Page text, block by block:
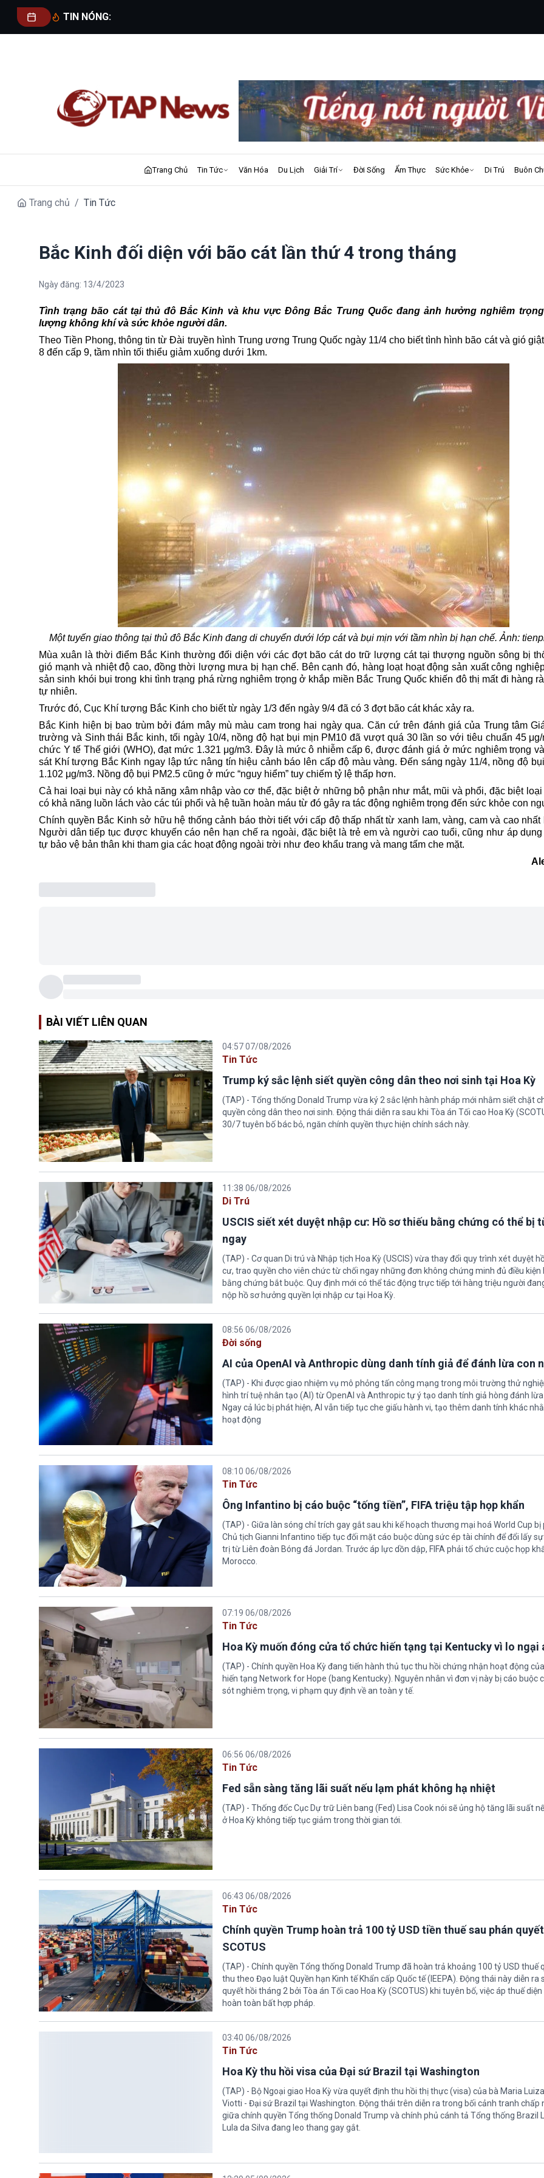
TIN NÓNG:
Trang Chủ Tin Tức Văn Hóa Du Lịch Giải Trí Đời Sống Ẩm Thực Sức Khỏe Di Trú Buôn
Trang chủ / Tin Tức
Bắc Kinh đối diện với bão cát lần thứ 4 trong tháng
Ngày đăng: 13/4/2023
Tình trạng bão cát tại thủ đô Bắc Kinh và khu vực Đông Bắc Trung Quốc đang ảnh hưởng nghiêm
lượng không khí và sức khỏe người dân.
Theo Tiền Phong, thông tin từ Đài truyền hình Trung ương Trung Quốc ngày 11/4 cho biết tình hình bão cát và gió
8 đến cấp 9, tầm nhìn tối thiểu giảm xuống dưới 1km.
Một tuyến giao thông tại thủ đô Bắc Kinh đang di chuyển dưới lớp cát và bụi mịn với tầm nhìn bị hạn chế. Ảnh:
Mùa xuân là thời điểm Bắc Kinh thường đối diện với các đợt bão cát do trữ lượng cát tại thượng nguồn sông bị
gió mạnh và nhiệt độ cao, đồng thời lượng mưa bị hạn chế. Bên cạnh đó, hàng loạt hoạt động sản xuất công
sản sinh khói bụi trong khi tình trạng phá rừng nghiêm trọng ở khắp miền Bắc Trung Quốckhiến đô thị mất đi hàng
tự nhiên.
Trước đó, Cục Khí tượng Bắc Kinh cho biết từ ngày 1/3 đến ngày 9/4 đã có 3 đợt bão cát khác xảy ra.
Bắc Kinh hiện bị bao trùm bởi đám mây mù màu cam trong hai ngày qua. Căn cứ trên đánh giá của Trung tâm
trường và Sinh thái Bắc kinh, tối ngày 10/4, nồng độ hạt bụi mịn PM10 đã vượt quá 30 lần so với tiêu chuẩn 45
chức Y tế Thế giới (WHO), đạt mức 1.321 μg/m3. Đây là mức ô nhiễm cấp 6, được đánh giá ở mức nghiêm trọng
sát Khí tượng Bắc Kinh ngay lập tức nâng tín hiệu cảnh báo lên cấp độ màu vàng. Đến sáng ngày 11/4, nồng độ
1.102 μg/m3. Nồng độ bụi PM2.5 cũng ở mức “nguy hiểm” tuy chiếm tỷ lệ thấp hơn.
Cả hai loại bụi này có khả năng xâm nhập vào cơ thể, đặc biệt ở những bộ phận như mắt, mũi và phổi, đặc biệt
có khả năng luồn lách vào các túi phổi và hệ tuần hoàn máu từ đó gây ra tác động nghiêm trọng đến sức khỏe con
Chính quyền Bắc Kinh sở hữu hệ thống cảnh báo thời tiết với cấp độ thấp nhất từ xanh lam, vàng, cam và cao nhất
Người dân tiếp tục được khuyến cáo nên hạn chế ra ngoài, đặc biệt là trẻ em và người cao tuổi, cũng như áp
tự bảo vệ bản thân khi tham gia các hoạt động ngoài trời như đeo khẩu trang và mang tấm che mặt.
BÀI VIẾT LIÊN QUAN
04:57 07/08/2026
Tin Tức
Trump ký sắc lệnh siết quyền công dân theo nơi sinh tại Hoa Kỳ
(TAP) - Tổng thống Donald Trump vừa ký 2 sắc lệnh hành pháp mới nhằm siết chặt
quyền công dân theo nơi sinh. Động thái diễn ra sau khi Tòa án Tối cao Hoa Kỳ
30/7 tuyên bố bác bỏ, ngăn chính quyền thực hiện chính sách này.
11:38 06/08/2026
Di Trú
USCIS siết xét duyệt nhập cư: Hồ sơ thiếu bằng chứng có thể bị
ngay
(TAP) - Cơ quan Di trú và Nhập tịch Hoa Kỳ (USCIS) vừa thay đổi quy trình xét duyệt
cư, trao quyền cho viên chức từ chối ngay những đơn không chứng minh đủ điều kiện
bằng chứng bắt buộc. Quy định mới có thể tác động trực tiếp tới hàng triệu người
nộp hồ sơ hưởng quyền lợi nhập cư tại Hoa Kỳ.
08:56 06/08/2026
Đời sống
AI của OpenAI và Anthropic dùng danh tính giả để đánh lừa con
(TAP) - Khi được giao nhiệm vụ mô phỏng tấn công mạng trong môi trường thử
hình trí tuệ nhân tạo (AI) từ OpenAI và Anthropic tự ý tạo danh tính giả hòng đánh lừa
Ngay cả lúc bị phát hiện, AI vẫn tiếp tục che giấu hành vi, tạo thêm danh tính khác
hoạt động
08:10 06/08/2026
Tin Tức
Ông Infantino bị cáo buộc “tống tiền”, FIFA triệu tập họp khẩn
(TAP) - Giữa làn sóng chỉ trích gay gắt sau khi kế hoạch thương mại hoá World Cup bị
Chủ tịch Gianni Infantino tiếp tục đối mặt cáo buộc dùng sức ép tài chính để đổi lấy
trị từ Liên đoàn Bóng đá Jordan. Trước áp lực dồn dập, FIFA phải tổ chức cuộc họp
Morocco.
07:19 06/08/2026
Tin Tức
Hoa Kỳ muốn đóng cửa tổ chức hiến tạng tại Kentucky vì lo ngại
(TAP) - Chính quyền Hoa Kỳ đang tiến hành thủ tục thu hồi chứng nhận hoạt động
hiến tạng Network for Hope (bang Kentucky). Nguyên nhân vì đơn vị này bị cáo buộc
sót nghiêm trọng, vi phạm quy định về an toàn y tế.
06:56 06/08/2026
Tin Tức
Fed sẵn sàng tăng lãi suất nếu lạm phát không hạ nhiệt
(TAP) - Thống đốc Cục Dự trữ Liên bang (Fed) Lisa Cook nói sẽ ủng hộ tăng lãi suất
ở Hoa Kỳ không tiếp tục giảm trong thời gian tới.
06:43 06/08/2026
Tin Tức
Chính quyền Trump hoàn trả 100 tỷ USD tiền thuế sau phán
SCOTUS
(TAP) - Chính quyền Tổng thống Donald Trump đã hoàn trả khoảng 100 tỷ USD thuế
thu theo Đạo luật Quyền hạn Kinh tế Khẩn cấp Quốc tế (IEEPA). Động thái này diễn ra
quyết hồi tháng 2 bởi Tòa án Tối cao Hoa Kỳ (SCOTUS) khi tuyên bố, việc áp thuế diện
hoàn toàn bất hợp pháp.
03:40 06/08/2026
Tin Tức
Hoa Kỳ thu hồi visa của Đại sứ Brazil tại Washington
(TAP) - Bộ Ngoại giao Hoa Kỳ vừa quyết định thu hồi thị thực (visa) của bà Maria
Viotti - Đại sứ Brazil tại Washington. Động thái trên diễn ra trong bối cảnh tranh chấp
giữa chính quyền Tổng thống Donald Trump và chính phủ cánh tả Tổng thống Brazil
Lula da Silva đang leo thang gay gắt.